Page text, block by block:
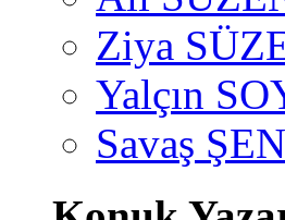
Ziya
Yalçın
Savaş